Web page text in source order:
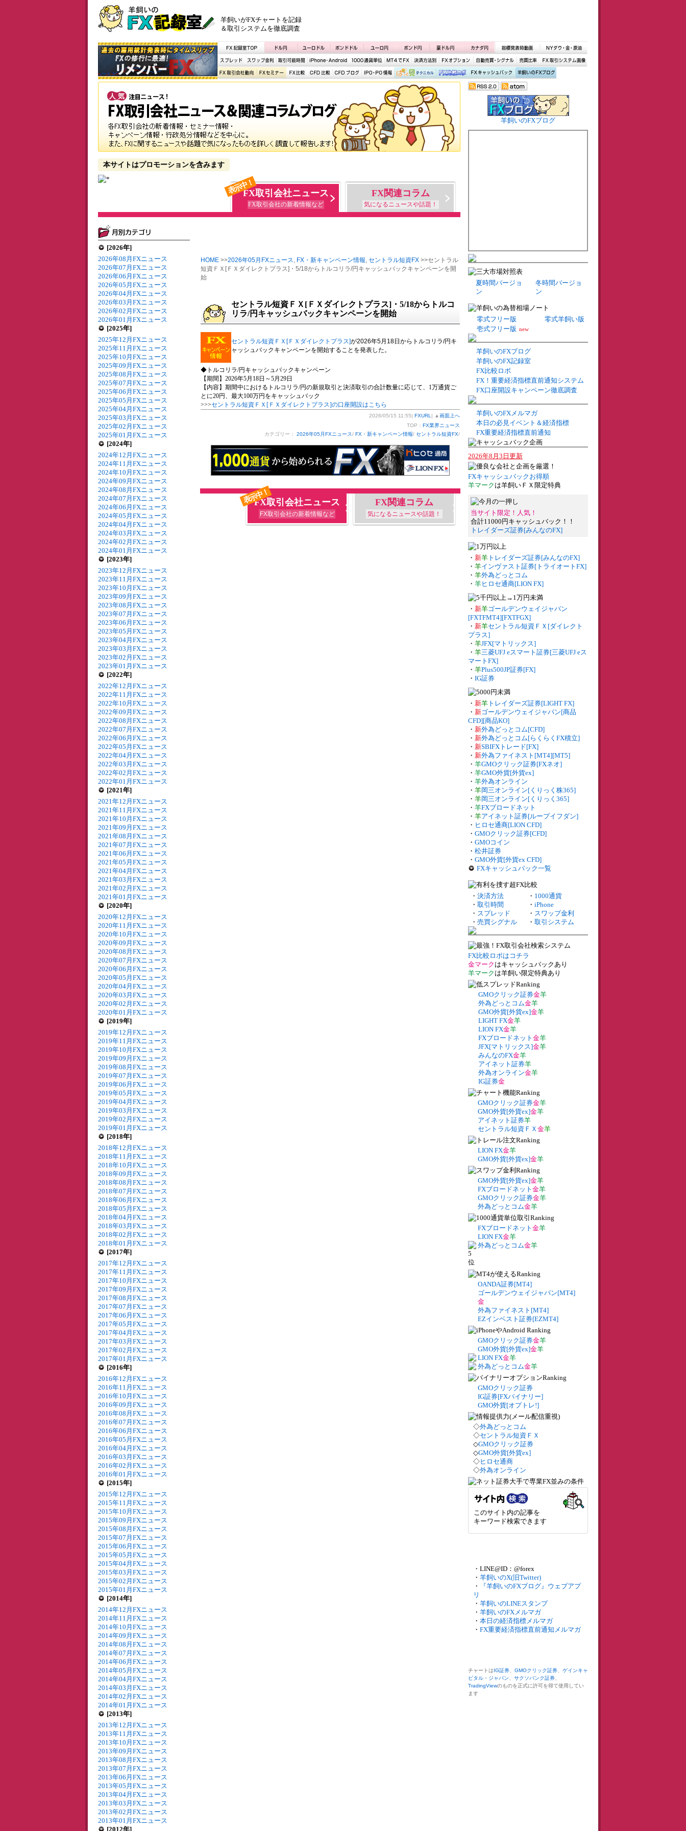
羊飼いがFXチャートを記録
＆取引システムを徹底調査
本サイトはプロモーションを含みます
表示中！FX取引会社ニュース
FX取引会社の新着情報など
FX関連コラム
気になるニュースや話題！
[2026年]
2026年08月FXニュース
2026年07月FXニュース
2026年06月FXニュース
2026年05月FXニュース
2026年04月FXニュース
2026年03月FXニュース
2026年02月FXニュース
2026年01月FXニュース
[2025年]
2025年12月FXニュース
2025年11月FXニュース
2025年10月FXニュース
2025年09月FXニュース
2025年08月FXニュース
2025年07月FXニュース
2025年06月FXニュース
2025年05月FXニュース
2025年04月FXニュース
2025年03月FXニュース
2025年02月FXニュース
2025年01月FXニュース
[2024年]
2024年12月FXニュース
2024年11月FXニュース
2024年10月FXニュース
2024年09月FXニュース
2024年08月FXニュース
2024年07月FXニュース
2024年06月FXニュース
2024年05月FXニュース
2024年04月FXニュース
2024年03月FXニュース
2024年02月FXニュース
2024年01月FXニュース
[2023年]
2023年12月FXニュース
2023年11月FXニュース
2023年10月FXニュース
2023年09月FXニュース
2023年08月FXニュース
2023年07月FXニュース
2023年06月FXニュース
2023年05月FXニュース
2023年04月FXニュース
2023年03月FXニュース
2023年02月FXニュース
2023年01月FXニュース
[2022年]
2022年12月FXニュース
2022年11月FXニュース
2022年10月FXニュース
2022年09月FXニュース
2022年08月FXニュース
2022年07月FXニュース
2022年06月FXニュース
2022年05月FXニュース
2022年04月FXニュース
2022年03月FXニュース
2022年02月FXニュース
2022年01月FXニュース
[2021年]
2021年12月FXニュース
2021年11月FXニュース
2021年10月FXニュース
2021年09月FXニュース
2021年08月FXニュース
2021年07月FXニュース
2021年06月FXニュース
2021年05月FXニュース
2021年04月FXニュース
2021年03月FXニュース
2021年02月FXニュース
2021年01月FXニュース
[2020年]
2020年12月FXニュース
2020年11月FXニュース
2020年10月FXニュース
2020年09月FXニュース
2020年08月FXニュース
2020年07月FXニュース
2020年06月FXニュース
2020年05月FXニュース
2020年04月FXニュース
2020年03月FXニュース
2020年02月FXニュース
2020年01月FXニュース
[2019年]
2019年12月FXニュース
2019年11月FXニュース
2019年10月FXニュース
2019年09月FXニュース
2019年08月FXニュース
2019年07月FXニュース
2019年06月FXニュース
2019年05月FXニュース
2019年04月FXニュース
2019年03月FXニュース
2019年02月FXニュース
2019年01月FXニュース
[2018年]
2018年12月FXニュース
2018年11月FXニュース
2018年10月FXニュース
2018年09月FXニュース
2018年08月FXニュース
2018年07月FXニュース
2018年06月FXニュース
2018年05月FXニュース
2018年04月FXニュース
2018年03月FXニュース
2018年02月FXニュース
2018年01月FXニュース
[2017年]
2017年12月FXニュース
2017年11月FXニュース
2017年10月FXニュース
2017年09月FXニュース
2017年08月FXニュース
2017年07月FXニュース
2017年06月FXニュース
2017年05月FXニュース
2017年04月FXニュース
2017年03月FXニュース
2017年02月FXニュース
2017年01月FXニュース
[2016年]
2016年12月FXニュース
2016年11月FXニュース
2016年10月FXニュース
2016年09月FXニュース
2016年08月FXニュース
2016年07月FXニュース
2016年06月FXニュース
2016年05月FXニュース
2016年04月FXニュース
2016年03月FXニュース
2016年02月FXニュース
2016年01月FXニュース
[2015年]
2015年12月FXニュース
2015年11月FXニュース
2015年10月FXニュース
2015年09月FXニュース
2015年08月FXニュース
2015年07月FXニュース
2015年06月FXニュース
2015年05月FXニュース
2015年04月FXニュース
2015年03月FXニュース
2015年02月FXニュース
2015年01月FXニュース
[2014年]
2014年12月FXニュース
2014年11月FXニュース
2014年10月FXニュース
2014年09月FXニュース
2014年08月FXニュース
2014年07月FXニュース
2014年06月FXニュース
2014年05月FXニュース
2014年04月FXニュース
2014年03月FXニュース
2014年02月FXニュース
2014年01月FXニュース
[2013年]
2013年12月FXニュース
2013年11月FXニュース
2013年10月FXニュース
2013年09月FXニュース
2013年08月FXニュース
2013年07月FXニュース
2013年06月FXニュース
2013年05月FXニュース
2013年04月FXニュース
2013年03月FXニュース
2013年02月FXニュース
2013年01月FXニュース
[2012年]
HOME >>2026年05月FXニュース, FX・新キャンペーン情報, セントラル短資FX >>セントラル
短資ＦＸ[ＦＸダイレクトプラス]・5/18からトルコリラ/円キャッシュバックキャンペーンを開
始
セントラル短資ＦＸ[ＦＸダイレクトプラス]・5/18からトルコ
リラ/円キャッシュバックキャンペーンを開始
セントラル短資ＦＸ[ＦＸダイレクトプラス]が2026年5月18日からトルコリラ/円キ
ャッシュバックキャンペーンを開始することを発表した。
◆トルコリラ/円キャッシュバックキャンペーン
【期間】2026年5月18日～5月29日
【内容】期間中におけるトルコリラ/円の新規取引と決済取引の合計数量に応じて、1万通貨ご
とに20円、最大100万円をキャッシュバック
>>>セントラル短資ＦＸ[ＦＸダイレクトプラス]の口座開設はこちら
2026/05/15 11:55| FXURL | ▲ 画面上へ
TOP： FX業界ニュース
カテゴリー： 2026年05月FXニュース/ FX・新キャンペーン情報/ セントラル短資FX/
表示中！
FX取引会社ニュース
FX取引会社の新着情報など
FX関連コラム
気になるニュースや話題！
羊飼いのFXブログ
夏時間バージョ
ン
冬時間バージョ
ン
零式フリー版
零式羊飼い版
壱式フリー版 new
羊飼いのFXブログ
羊飼いのFX記録室
FX比較ロボ
FX！重要経済指標直前通知システム
FX口座開設キャンペーン徹底調査
羊飼いのFXメルマガ
本日の必見イベント＆経済指標
FX重要経済指標直前通知
2026年8月3日更新
FXキャッシュバックお得順
羊マーク は羊飼いＦＸ限定特典
当サイト限定！人気！
合計11000円キャッシュバック！！
トレイダーズ証券[みんなのFX]
・ 新羊 トレイダーズ証券[みんなのFX]
・ 羊インヴァスト証券[トライオートFX]
・ 羊外為どっとコム
・ 羊ヒロセ通商[LION FX]
・ 新羊ゴールデンウェイジャパン
[FXTFMT4][FXTFGX]
・ 新羊セントラル短資ＦＸ[ダイレクト
プラス]
・ 羊JFX[マトリックス]
・ 羊三菱UFJ eスマート証券[三菱UFJ eス
マートFX]
・ 羊Plus500JP証券[FX]
・ IG証券
・ 新羊 トレイダーズ証券[LIGHT FX]
・ 新ゴールデンウェイジャパン[商品
CFD][商品KO]
・ 新外為どっとコム[CFD]
・ 新外為どっとコム[らくらくFX積立]
・ 新SBIFXトレード[FX]
・ 新外為ファイネスト[MT4][MT5]
・ 羊GMOクリック証券[FXネオ]
・ 羊GMO外貨[外貨ex]
・ 羊外為オンライン
・ 羊岡三オンライン[くりっく株365]
・ 羊岡三オンライン[くりっく365]
・ 羊FXブロードネット
・ 羊アイネット証券[ループイフダン]
・ ヒロセ通商[LION CFD]
・ GMOクリック証券[CFD]
・ GMOコイン
・ 松井証券
・ GMO外貨[外貨ex CFD]
FXキャッシュバック一覧
・ 決済方法 ・ 1000通貨
・ 取引時間 ・ iPhone
・ スプレッド ・ スワップ金利
・ 売買シグナル ・ 取引システム
FX比較ロボはコチラ
金マーク はキャッシュバックあり
羊マーク は羊飼い限定特典あり
GMOクリック証券金羊
外為どっとコム金羊
GMO外貨[外貨ex]金羊
LIGHT FX金羊
LION FX金羊
FXブロードネット 金羊
JFX[マトリックス]金羊
みんなのFX金羊
アイネット証券羊
外為オンライン金羊
IG証券金
GMOクリック証券金羊
GMO外貨[外貨ex]金羊
アイネット証券羊
セントラル短資ＦＸ 金羊
LION FX金羊
GMO外貨[外貨ex]金羊
GMO外貨[外貨ex]金羊
FXブロードネット 金羊
GMOクリック証券金羊
外為どっとコム金羊
FXブロードネット 金羊
LION FX金羊
外為どっとコム金羊
OANDA証券[MT4]
ゴールデンウェイジャパン[MT4]
金
外為ファイネスト[MT4]
EZインベスト証券[EZMT4]
GMOクリック証券金羊
GMO外貨[外貨ex]金羊
LION FX金羊
外為どっとコム金羊
GMOクリック証券
IG証券[FXバイナリー]
GMO外貨[オプトレ!]
◇外為どっとコム
◇セントラル短資ＦＸ
◇GMOクリック証券
◇GMO外貨[外貨ex]
◇ヒロセ通商
◇外為オンライン
このサイト内の記事を
キーワード検索できます
・LINE@ID：@forex
・ 羊飼いのX(旧Twitter)
・
『羊飼いのFXブログ』ウェブアプ
リ
・ 羊飼いのLINEスタンプ
・ 羊飼いのFXメルマガ
・ 本日の経済指標メルマガ
・ FX重要経済指標直前通知メルマガ
チャートはIG証券 GMOクリック証券
ゲインキャ
ピタル・ジャパン
サクソバンク証券
TradingViewのものを正式に許可を得て使用してい
ます